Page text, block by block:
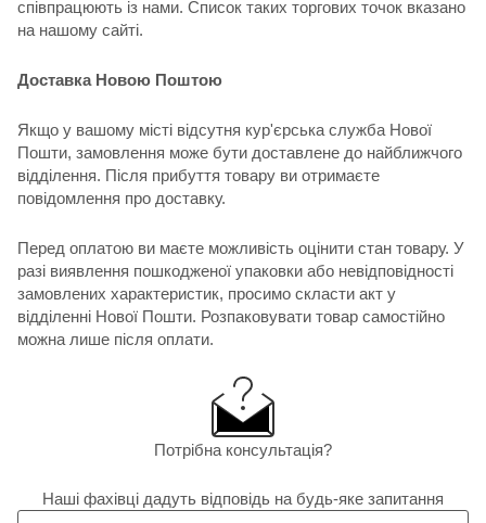
співпрацюють із нами. Список таких торгових точок вказано
на нашому сайті.
Доставка Новою Поштою
Якщо у вашому місті відсутня кур'єрська служба Нової
Пошти, замовлення може бути доставлене до найближчого
відділення. Після прибуття товару ви отримаєте
повідомлення про доставку.
Перед оплатою ви маєте можливість оцінити стан товару. У
разі виявлення пошкодженої упаковки або невідповідності
замовлених характеристик, просимо скласти акт у
відділенні Нової Пошти. Розпаковувати товар самостійно
можна лише після оплати.
Потрібна консультація?
Наші фахівці дадуть відповідь на будь-яке запитання